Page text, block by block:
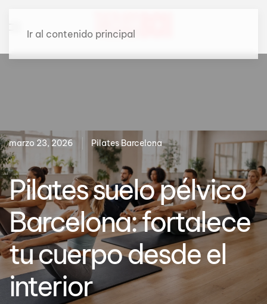
Ir al contenido principal
marzo 23, 2026 Pilates Barcelona
Pilates suelo pélvico
Barcelona: fortalece
tu cuerpo desde el
interior